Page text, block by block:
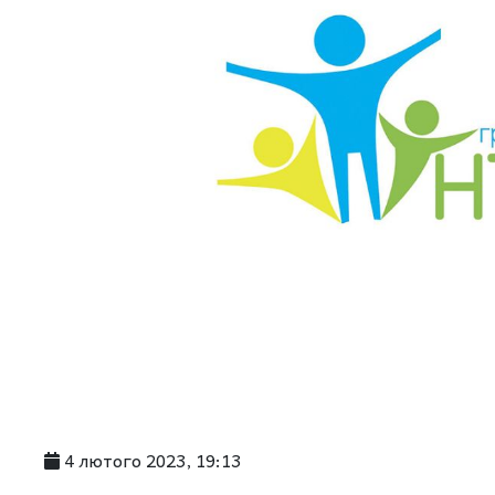
4 лютого 2023, 19:13